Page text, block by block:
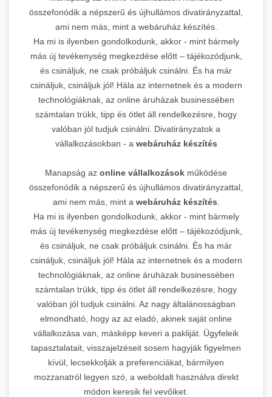
összefonódik a népszerű és újhullámos divatirányzattal,
ami nem más, mint a webáruház készítés.
Ha mi is ilyenben gondolkodunk, akkor - mint bármely
más új tevékenység megkezdése előtt – tájékozódjunk,
és csináljuk, ne csak próbáljuk csinálni. És ha már
csináljuk, csináljuk jól! Hála az internetnek és a modern
technológiáknak, az online áruházak businessében
számtalan trükk, tipp és ötlet áll rendelkezésre, hogy
valóban jól tudjuk csinálni. Divatirányzatok a
vállalkozásokban - a webáruház készítés
Manapság az online vállalkozások működése
összefonódik a népszerű és újhullámos divatirányzattal,
ami nem más, mint a webáruház készítés
Ha mi is ilyenben gondolkodunk, akkor - mint bármely
más új tevékenység megkezdése előtt – tájékozódjunk,
és csináljuk, ne csak próbáljuk csinálni. És ha már
csináljuk, csináljuk jól! Hála az internetnek és a modern
technológiáknak, az online áruházak businessében
számtalan trükk, tipp és ötlet áll rendelkezésre, hogy
valóban jól tudjuk csinálni. Az nagy általánosságban
elmondható, hogy az az eladó, akinek saját online
vállalkozása van, másképp keveri a pakliját. Ügyfeleik
tapasztalatait, visszajelzéseit sosem hagyják figyelmen
kívül, lecsekkolják a preferenciákat, bármilyen
mozzanatról legyen szó, a weboldalt használva direkt
módon keresik fel vevőiket.